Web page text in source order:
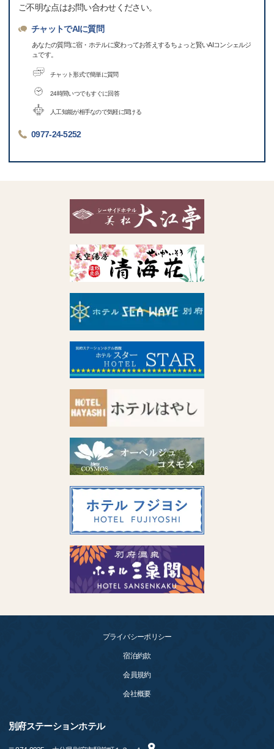
ご不明な点はお問い合わせください。
チャットでAIに質問
あなたの質問に宿・ホテルに変わってお答えするちょっと賢いAIコンシェルジ
ュです。
チャット形式で簡単に質問
24時間いつでもすぐに回答
人工知能が相手なので気軽に聞ける
0977-24-5252
プライバシーポリシー
宿泊約款
会員規約
会社概要
別府ステーションホテル